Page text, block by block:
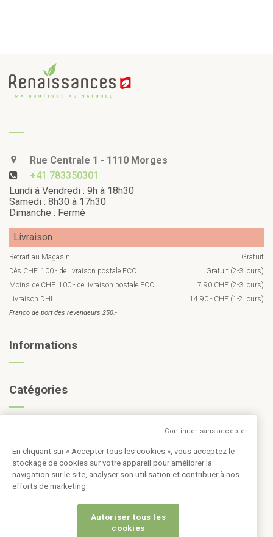
Rue Centrale 1 - 1110 Morges
+41 783350301
Lundi à Vendredi : 9h à 18h30
Samedi : 8h30 à 17h30
Dimanche : Fermé
Livraison
Retrait au Magasin
Gratuit
Dès CHF. 100.- de livraison postale ECO
Gratuit (2-3 jours)
Moins de CHF. 100.- de livraison postale ECO
7.90 CHF (2-3 jours)
Livraison DHL
14.90.- CHF (1-2 jours)
Franco de port des revendeurs 250.-
Informations
Catégories
En cliquant sur « Accepter tous les cookies », vous acceptez le
stockage de cookies sur votre appareil pour améliorer la
navigation sur le site, analyser son utilisation et contribuer à nos
efforts de marketing.
Autoriser tous les
cookies
Continuer sans accepter